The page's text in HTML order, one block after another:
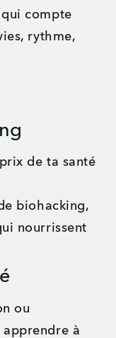
compte
rythme,
de ta santé
biohacking,
nourrissent
ou
apprendre à